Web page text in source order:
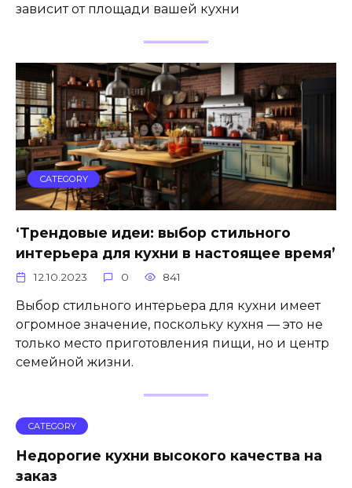
зависит от площади вашей кухни
CATEGORY
‘Трендовые идеи: выбор стильного
интерьера для кухни в настоящее время’
12.10.2023 0 841
Выбор стильного интерьера для кухни имеет
огромное значение, поскольку кухня — это не
только место приготовления пищи, но и центр
семейной жизни.
CATEGORY
Недорогие кухни высокого качества на
заказ